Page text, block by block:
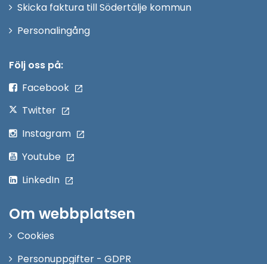
Skicka faktura till Södertälje kommun
PersonalingångÖppna
Följ oss på:
Facebook
Twitter
Instagram
Youtube
LinkedIn
Om webbplatsen
Cookies
Personuppgifter - GDPR